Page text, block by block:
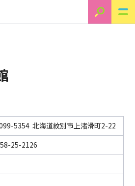
5354 北海道紋別市上渚滑町2-22
25-2126